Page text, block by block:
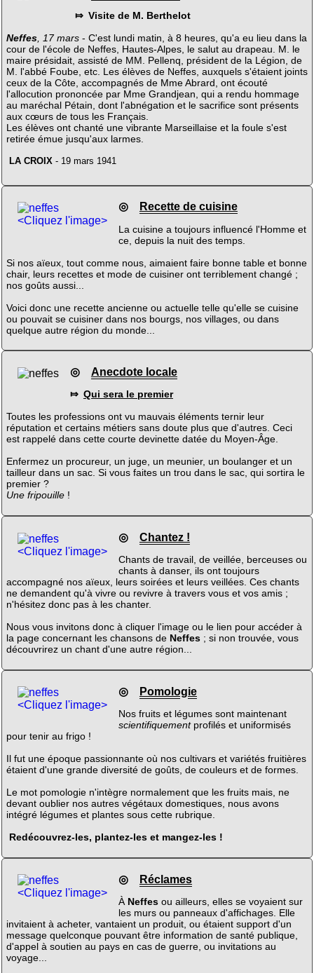
⤇ Visite de M. Berthelot
Neffes, 17 mars- C'est lundi matin, à 8 heures, qu'a eu lieu dans la
cour de l'école de Neffes, Hautes-Alpes, le salut au drapeau. M. le
maire présidait, assisté de MM. Pellenq, président de la Légion, de
M. l'abbé Foube, etc. Les élèves de Neffes, auxquels s'étaient joints
ceux de la Côte, accompagnés de Mme Abrard, ont écouté
l'allocution prononcée par Mme Grandjean, qui a rendu hommage
au maréchal Pétain, dont l'abnégation et le sacrifice sont présents
aux cœurs de tous les Français.
Les élèves ont chanté une vibrante Marseillaise et la foule s'est
retirée émue jusqu'aux larmes.
LA CROIX - 19 mars 1941
<Cliquez l'image>
◎ Recette de cuisine
La cuisine a toujours influencé l'Homme et
ce, depuis la nuit des temps.
Si nos aïeux, tout comme nous, aimaient faire bonne table et bonne
chair, leurs recettes et mode de cuisiner ont terriblement changé ;
nos goûts aussi...
Voici donc une recette ancienne ou actuelle telle qu'elle se cuisine
ou pouvait se cuisiner dans nos bourgs, nos villages, ou dans
quelque autre région du monde...
◎ Anecdote locale
⤇ Qui sera le premier
Toutes les professions ont vu mauvais éléments ternir leur
réputation et certains métiers sans doute plus que d'autres. Ceci
est rappelé dans cette courte devinette datée du Moyen-Âge.
Enfermez un procureur, un juge, un meunier, un boulanger et un
tailleur dans un sac. Si vous faites un trou dans le sac, qui sortira le
premier ?
Une fripouille!
<Cliquez l'image>
◎ Chantez !
Chants de travail, de veillée, berceuses ou
chants à danser, ils ont toujours
accompagné nos aïeux, leurs soirées et leurs veillées. Ces chants
ne demandent qu'à vivre ou revivre à travers vous et vos amis ;
n'hésitez donc pas à les chanter.
Nous vous invitons donc à cliquer l'image ou le lien pour accéder à
la page concernant les chansons de Neffes; si non trouvée, vous
découvrirez un chant d'une autre région...
<Cliquez l'image>
◎ Pomologie
Nos fruits et légumes sont maintenant
scientifiquementprofilés et uniformisés
pour tenir au frigo !
Il fut une époque passionnante où nos cultivars et variétés fruitières
étaient d'une grande diversité de goûts, de couleurs et de formes.
Le mot pomologie n'intègre normalement que les fruits mais, ne
devant oublier nos autres végétaux domestiques, nous avons
intégré légumes et plantes sous cette rubrique.
Redécouvrez-les, plantez-les et mangez-les !
<Cliquez l'image>
◎ Réclames
À Neffesou ailleurs, elles se voyaient sur
les murs ou panneaux d'affichages. Elle
invitaient à acheter, vantaient un produit, ou étaient support d'un
message quelconque pouvant être information de santé publique,
d'appel à soutien au pays en cas de guerre, ou invitations au
voyage...